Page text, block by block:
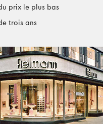
prix le plus bas
trois ans